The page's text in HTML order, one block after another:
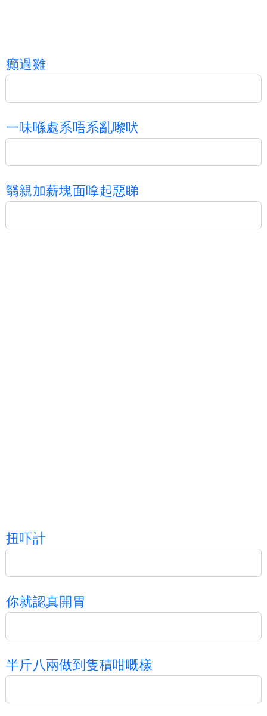
癲過雞
一味喺處系唔系亂嚟吠
翳親加薪塊面嗱起惡睇
扭吓計
你就認真開 胃
半斤八兩做到 隻積咁嘅樣